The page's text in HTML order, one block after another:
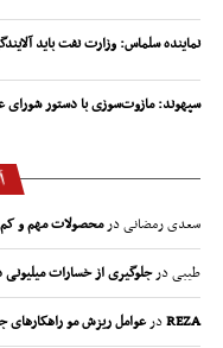
نماینده سلماس: وزارت نفت باید
سپهوند:‌ مازوت‌سوزی با دستور
سعدی رمضانیدرمحصولات مهم و کم
طیبیدرجلوگیری از خسارات
REZAدرعوامل ریزش مو راهکارهای